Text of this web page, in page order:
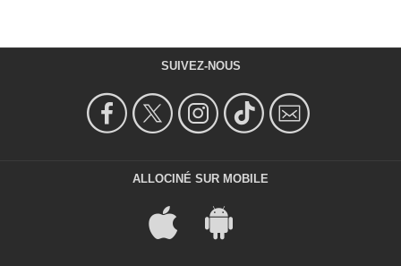
SUIVEZ-NOUS
ALLOCINÉ SUR MOBILE